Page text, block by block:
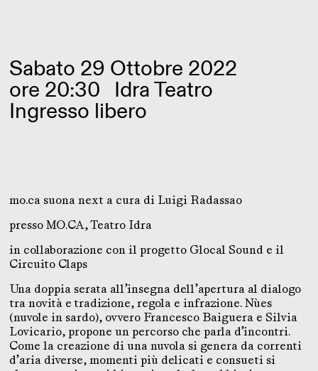
Sabato 29 Ottobre 2022
ore 20:30 Idra Teatro
Ingresso libero
mo.ca suona next a cura di Luigi Radassao
presso MO.CA, Teatro Idra
in collaborazione con il progetto Glocal Sound e il
Circuito Claps
Una doppia serata all’insegna dell’apertura al dialogo
tra novità e tradizione, regola e infrazione. Nùes
(nuvole in sardo), ovvero Francesco Baiguera e Silvia
Lovicario, propone un percorso che parla d’incontri.
Come la creazione di una nuvola si genera da correnti
d’aria diverse, momenti più delicati e consueti si